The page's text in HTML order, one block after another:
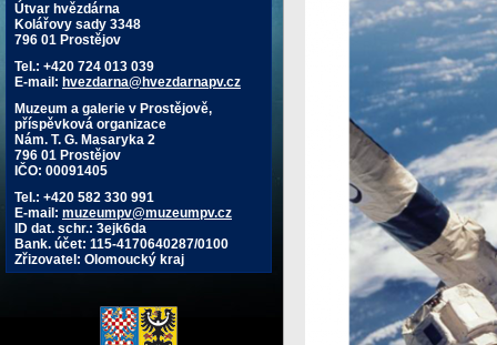
Útvar hvězdárna
Kolářovy sady 3348
796 01 Prostějov
Tel.: +420 724 013 039
E-mail: hvezdarna@hvezdarnapv.cz
Muzeum a galerie v Prostějově,
příspěvková organizace
Nám. T. G. Masaryka 2
796 01 Prostějov
IČO: 00091405
Tel.: +420 582 330 991
E-mail: muzeumpv@muzeumpv.cz
ID dat. schr.: 3ejk6da
Bank. účet: 115-4170640287/0100
Zřizovatel: Olomoucký kraj